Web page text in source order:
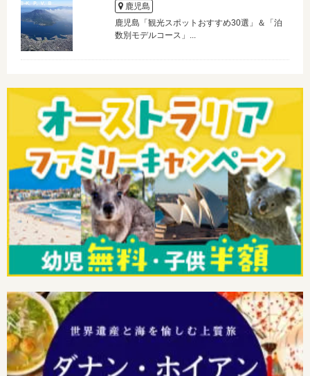
鹿児島
鹿児島「観光スポットおすすめ30選」＆「泊
数別モデルコース」...